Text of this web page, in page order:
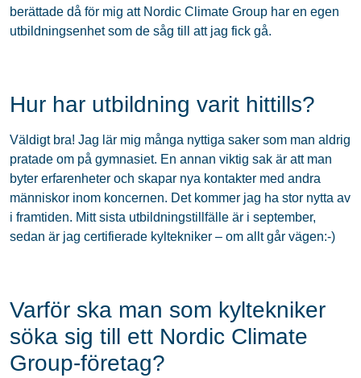
berättade då för mig att Nordic Climate Group har en egen
utbildningsenhet som de såg till att jag fick gå.
Hur har utbildning varit hittills?
Väldigt bra! Jag lär mig många nyttiga saker som man aldrig
pratade om på gymnasiet. En annan viktig sak är att man
byter erfarenheter och skapar nya kontakter med andra
människor inom koncernen. Det kommer jag ha stor nytta av
i framtiden. Mitt sista utbildningstillfälle är i september,
sedan är jag certifierade kyltekniker – om allt går vägen:-)
Varför ska man som kyltekniker
söka sig till ett Nordic Climate
Group-företag?